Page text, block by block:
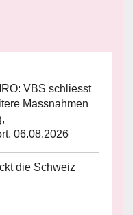
VBS schliesst
Massnahmen
06.08.2026
die Schweiz